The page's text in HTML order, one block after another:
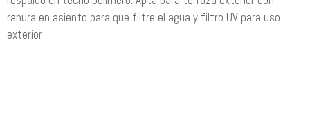
ranura en asiento para que filtre el agua y filtro UV para uso
exterior.